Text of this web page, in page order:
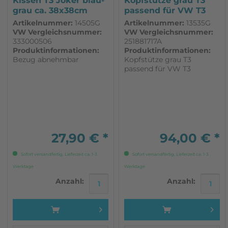
grau ca. 38x38cm
passend...
Artikelnummer: 14505G
VW Vergleichsnummer:
333000506
Produktinformationen:
Bezug abnehmbar
27,90 € *
Sofort versandfertig, Lieferzeit ca. 1-3
Werktage
Anzahl:
passend für VW T3
Artikelnummer: 13535G
VW Vergleichsnummer:
251881717A
Produktinformationen:
Kopfstütze grau T3
passend für VW T3
94,00 € *
Sofort versandfertig, Lieferzeit ca. 1-3
Werktage
Anzahl:
5€ Gutschein
für deine Newsletter-Anmeldung